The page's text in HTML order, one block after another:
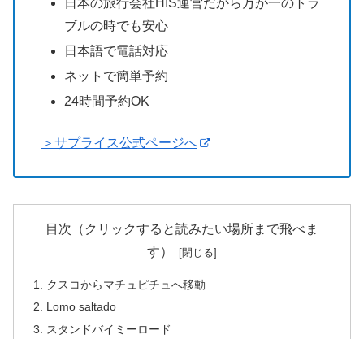
ブルの時でも安心
日本語で電話対応
ネットで簡単予約
24時間予約OK
＞サプライス公式ページへ
目次（クリックすると読みたい場所まで飛べま
す）
クスコからマチュピチュへ移動
Lomo saltado
スタンドバイミーロード